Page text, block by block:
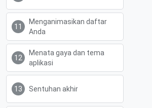
Menganimasikan daftar
Anda
Menata gaya dan tema
aplikasi
Sentuhan akhir